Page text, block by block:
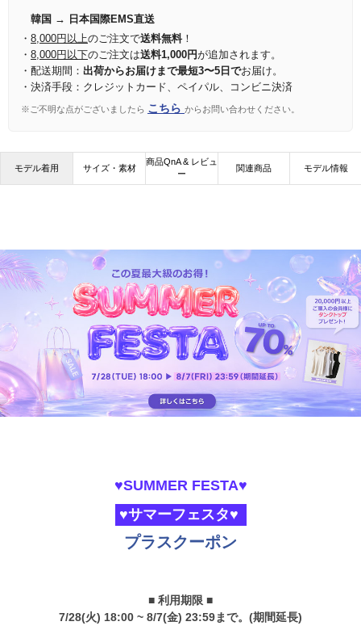
韓国 → 日本国際EMS直送
・ 8,000円以上のご注文で送料無料！
・ 8,000円以下のご注文は送料1,000円が追加されます。
・配送期間： 出荷からお届けまで最短3〜5日でお届け。
・決済手段：クレジットカード、ペイパル、コンビニ決済
※ご不明な点がございましたら こちら からお問い合わせください。
モデル着用 サイズ・素材
商品QnA & レビュ
ー
関連商品 モデル情報
♥SUMMER FESTA♥
♥サマーフェスタ♥
プラスクーポン
■ 利用期限 ■
7/28(火) 18:00 ~ 8/7(金) 23:59まで。(期間延長)